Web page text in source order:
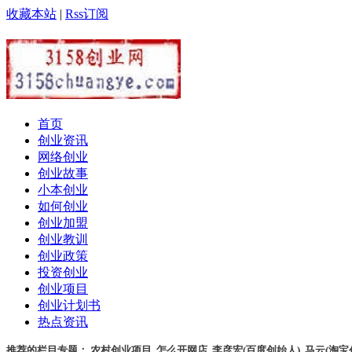
收藏本站 | Rss订阅
首页
创业资讯
网络创业
创业故事
小本创业
如何创业
创业加盟
创业教训
创业政策
投资创业
创业项目
创业计划书
热点资讯